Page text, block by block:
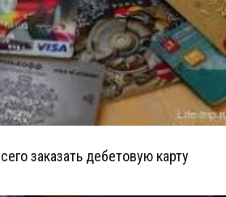
заказать дебетовую карту